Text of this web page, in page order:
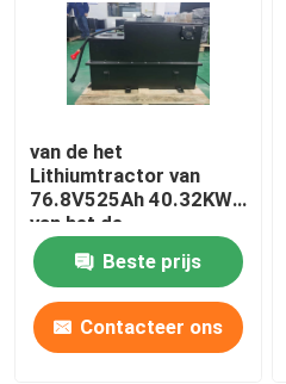
van de het
Lithiumtractor van
76.8V525Ah 40.32KWh
van het de
Batterijlithium het
IjzerfosfaatBeste prijs
Contacteer ons